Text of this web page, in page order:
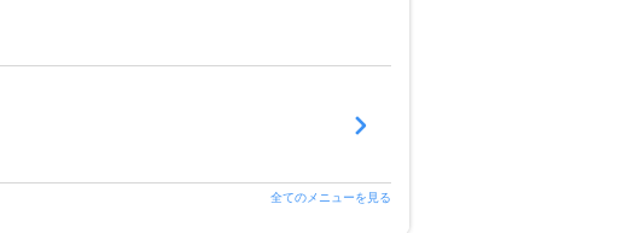
全てのメニューを見る